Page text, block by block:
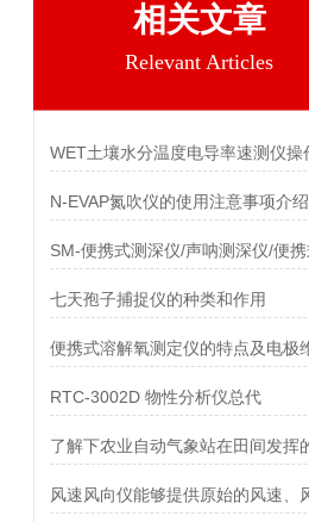
相关文章
Relevant Articles
N-EVAP氮吹仪的使用注意事项介绍
七天孢子捕捉仪的种类和作用
RTC-3002D 物性分析仪总代